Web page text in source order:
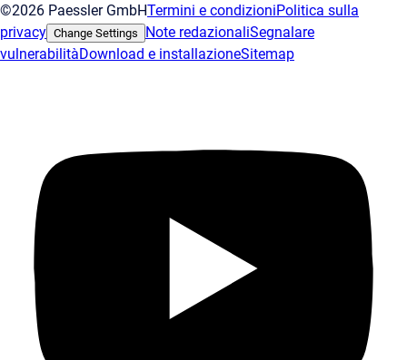
©2026 Paessler GmbHTermini e condizioniPolitica sulla
privacy Change Settings Note redazionaliSegnalare
vulnerabilitàDownload e installazioneSitemap